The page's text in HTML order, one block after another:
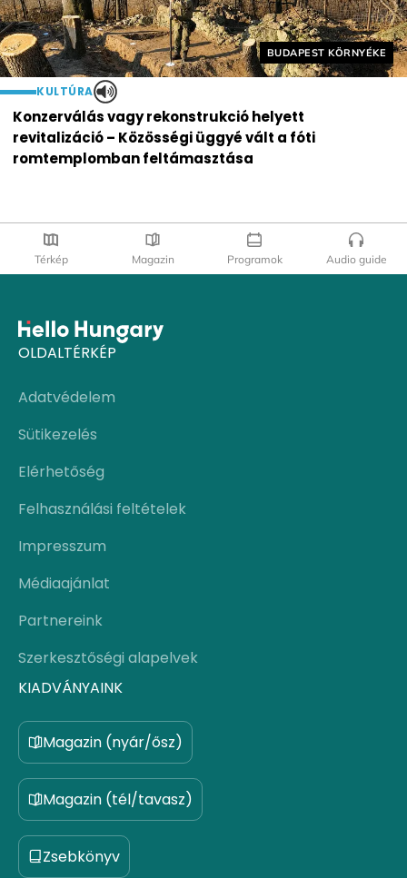
Helyszín címkék:
BUDAPEST KÖRNYÉKE
KULTÚRA
Konzerválás vagy rekonstrukció helyett
revitalizáció – Közösségi üggyé vált a fóti
romtemplomban feltámasztása
Térkép Magazin Programok Audio guide
OLDALTÉRKÉP
Adatvédelem
Sütikezelés
Elérhetőség
Felhasználási feltételek
Impresszum
Médiaajánlat
Partnereink
Szerkesztőségi alapelvek
KIADVÁNYAINK
Magazin (nyár/ősz)
Magazin (tél/tavasz)
Zsebkönyv